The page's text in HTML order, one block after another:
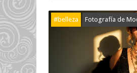
#belleza Fotografía de